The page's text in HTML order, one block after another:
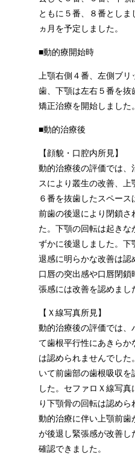
ともに５番、８番とし
ヵ月を予定しました。
■動的療開始時
上顎右側４番、左側ブリ
歯、下顎は左右５番を抜
矯正治療を開始しました。
■動的治療後
【顔貌・口腔内所見】
動的治療後の評価では、
スにより叢生の改善、上
６番を抜歯したスペース
前歯の後退により閉鎖さ
た。下顎の回転は起き
ずかに後退しました。下
退感に明らかな改善は認
口唇の突出感や口唇閉鎖
張感には改善を認めまし
【Ｘ線写真所見】
動的治療後の評価では
て歯根平行性にあきらか
は認められませんでし
いて前歯部の歯根吸収を
した。セファロＸ線写真
り下顎骨の回転は認めら
動的治療に伴い上顎前
が後退し緊張感が改善し
確認できました。